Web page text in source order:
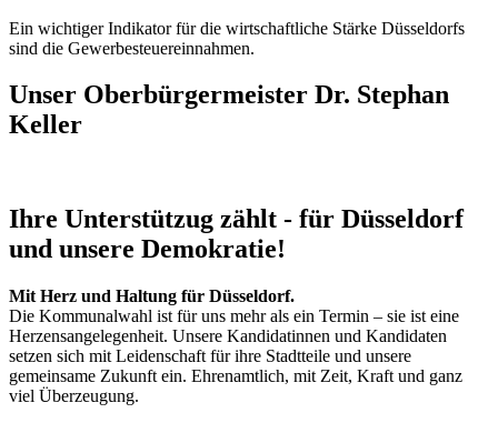
Ein wichtiger Indikator für die wirtschaftliche Stärke Düsseldorfs
sind die Gewerbesteuereinnahmen.
Unser Oberbürgermeister Dr. Stephan
Keller
Ihre Unterstützug zählt - für Düsseldorf
und unsere Demokratie!
Mit Herz und Haltung für Düsseldorf.
Die Kommunalwahl ist für uns mehr als ein Termin – sie ist eine
Herzensangelegenheit. Unsere Kandidatinnen und Kandidaten
setzen sich mit Leidenschaft für ihre Stadtteile und unsere
gemeinsame Zukunft ein. Ehrenamtlich, mit Zeit, Kraft und ganz
viel Überzeugung.